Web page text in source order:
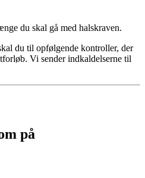
du skal gå med halskraven.
du til opfølgende kontroller, der
Vi sender indkaldelserne til
på